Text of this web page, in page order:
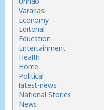
Varanasi
Economy
Editorial
Education
Entertainment
Health
Home
Political
latest-news
National Stories
News